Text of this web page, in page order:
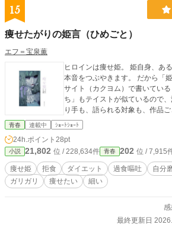
15
痩せたがりの姫言（ひめごと）
エフ＝宝泉薫
ヒロインは痩せ姫。 姫自身、あ
本音をつぶやきます。 だから「
サイト（カクヨム）で書いてい
ち」もテイストが似ているので
り手も、語られる対象も、作品ご
青春 連載中 ｼｮｰﾄｼｮｰﾄ
24h.ポイント 28pt
小説 21,802 位 / 228,634件 青春 202 位 / 7,915
痩せ姫 拒食 ダイエット 過食嘔吐 自分
ガリガリ
痩せたい 細い
最終更新日